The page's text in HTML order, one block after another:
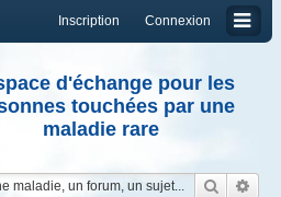
Connexion
Inscription
d'échange pour les
touchées par une
maladie rare